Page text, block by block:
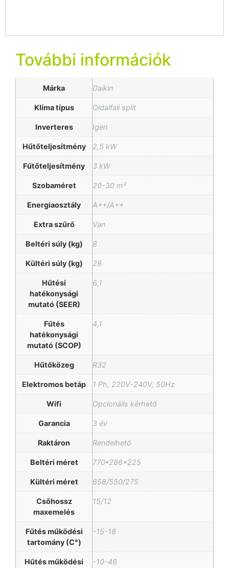
További információk
Márka Daikin
Klíma típus Oldalfali split
Inverteres Igen
Hűtőteljesítmény 2,5 kW
Fűtőteljesítmény 3 kW
Szobaméret 20-30 m²
Energiaosztály A++/A++
Extra szűrő Van
Beltéri súly (kg) 8
Kültéri súly (kg) 28
Hűtési
hatékonysági
mutató (SEER)
6,1
Fűtés
hatékonysági
mutató (SCOP)
4,1
Hűtőközeg R32
Elektromos betáp 1 Ph, 220V-240V, 50Hz
Wifi Opcionális kérhető
Garancia 3 év
Raktáron Rendelhető
Beltéri méret 770*286×225
Kültéri méret 658/550/275
Csőhossz
maxemelés
15/12
Fűtés működési
tartomány (C°)
-15-18
Hűtés működési
-10-46